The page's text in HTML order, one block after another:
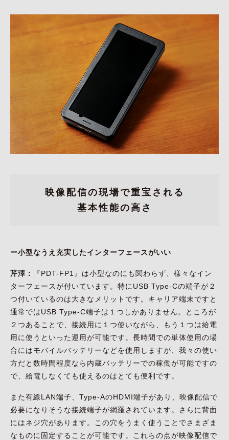
映像配信の現場で重宝される
基本性能の高さ
ー小型なうえ充実したインターフェースがいい
芹澤：
『PDT-FP1』は小型なのにも関わらず、様々なイン
ターフェースが付いています。特にUSB Type-Cの端子が２
つ付いているのは大きなメリットです。キャリア端末ですと
通常ではUSB Type-C端子は１つしかありません。ところが
２つあることで、接続用に１つ使いながら、もう１つは給電
用に使うといった運用が可能です。長時間での単体使用の場
合にはモバイルバッテリーなどを使用しますが、我々の使い
方だと数時間程度なら内蔵バッテリーでの稼働が可能ですの
で、給電しなくても使えるのはとても便利です。
また有線LAN端子、Type-AのHDMI端子があり、映像配信で
必要になりそうな接続端子が網羅されています。さらに背面
にはネジ穴があります。この穴をうまく使うことでさまざま
なものに固定することが可能です。これらの点が映像配信で